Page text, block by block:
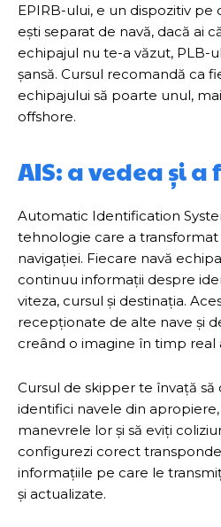
EPIRB-ului, e un dispozitiv pe
ești separat de navă, dacă ai
echipajul nu te-a văzut, PLB-
șansă. Cursul recomandă ca
echipajului să poarte unul,
offshore.
AIS: a vedea și a
Automatic Identification
tehnologie care a
navigației. Fiecare navă
continuu informații despre
viteza, cursul și destinația.
recepționate de alte nave și
creând o imagine în timp real
Cursul de skipper te învață să
identifici navele din
manevrele lor și să eviți
configurezi corect
informațiile pe care le
și actualizate.